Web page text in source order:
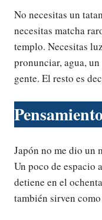
No necesitas un
necesitas matcha
templo. Necesitas
pronunciar, agua,
gente. El resto es
Japón no me dio un
Un poco de espacio
detiene en el
también sirven